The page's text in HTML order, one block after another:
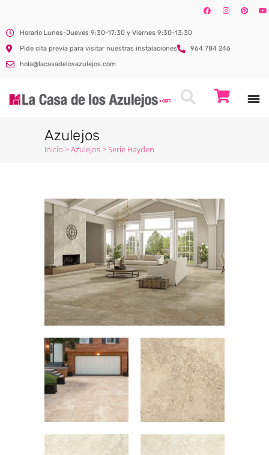
Horario Lunes-Jueves 9:30-17:30 y Viernes 9:30-13:30
Pide cita previa para visitar nuestras instalaciones
964 784 246
hola@lacasadelosazulejos.com
Azulejos
Inicio >Azulejos>Serie Hayden